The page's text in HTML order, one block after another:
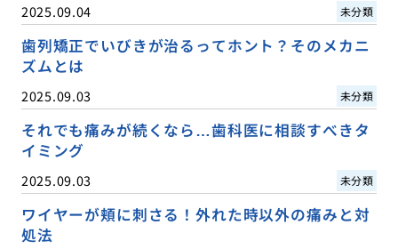
2025.09.04 未分類
歯列矯正でいびきが治るってホント？そのメカニ
ズムとは
2025.09.03 未分類
それでも痛みが続くなら…歯科医に相談すべきタ
イミング
2025.09.03 未分類
ワイヤーが頬に刺さる！外れた時以外の痛みと対
処法